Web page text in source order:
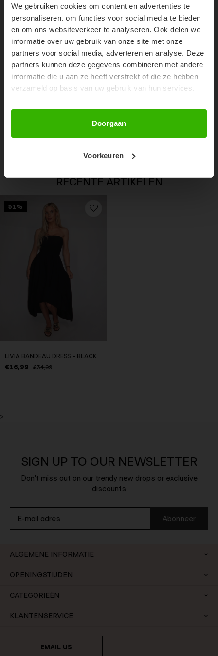
We gebruiken cookies om content en advertenties te
personaliseren, om functies voor social media te bieden
en om ons websiteverkeer te analyseren. Ook delen we
informatie over uw gebruik van onze site met onze
partners voor social media, adverteren en analyse. Deze
partners kunnen deze gegevens combineren met andere
informatie die u aan ze heeft verstrekt of die ze hebben
verzameld op basis van uw gebruik van hun services.
Doorgaan
Voorkeuren
Don't miss out on our trendy new drops or exclusive
RECENTE ARTIKELEN
51%
LIVIA BANDEAU DRESS - BLACK
€16,99
€34,99
>
SIGN UP TO OUR NEWSLETTER
Don't miss out on our trendy new drops or exclusive
discounts
Abonneer
ALGEMENE INFORMATIE
OPENINGSTIJDEN
CATEGORIEËN
KLANTENSERVICE
EMAIL US